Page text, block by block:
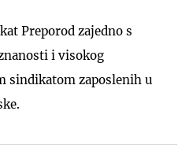
Preporod zajedno s
i visokog
sindikatom zaposlenih u